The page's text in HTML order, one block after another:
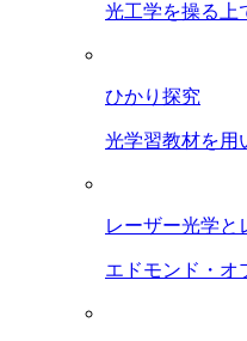
光工学を操る上
ひかり探究
光学習教材を用
レーザー光学と
エドモンド・オ